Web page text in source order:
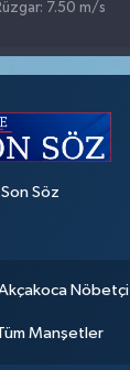
7.50 m/s
Söz
Manşetler